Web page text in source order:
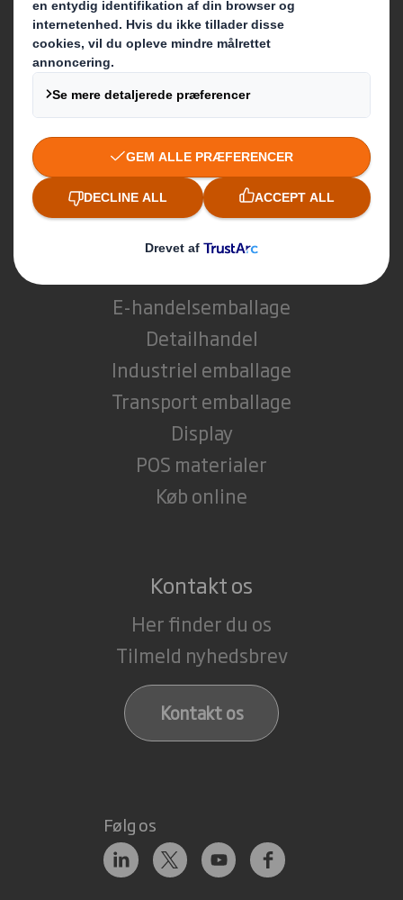
Hvem vi er
Om os
Bæredygtighed
Medier
Karriere
E-handelsemballage
Detailhandel
Industriel emballage
Transport emballage
Display
POS materialer
Køb online
Kontakt os
Her finder du os
Tilmeld nyhedsbrev
Kontakt os
Følg os